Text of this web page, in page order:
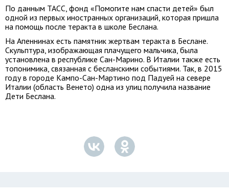
По данным ТАСС, фонд «Помогите нам спасти детей» был
одной из первых иностранных организаций, которая пришла
на помощь после теракта в школе Беслана.
На Апеннинах есть памятник жертвам теракта в Беслане.
Скульптура, изображающая плачущего мальчика, была
установлена в республике Сан-Марино. В Италии также есть
топонимика, связанная с бесланскими событиями. Так, в 2015
году в городе Кампо-Сан-Мартино под Падуей на севере
Италии (область Венето) одна из улиц получила название
Дети Беслана.